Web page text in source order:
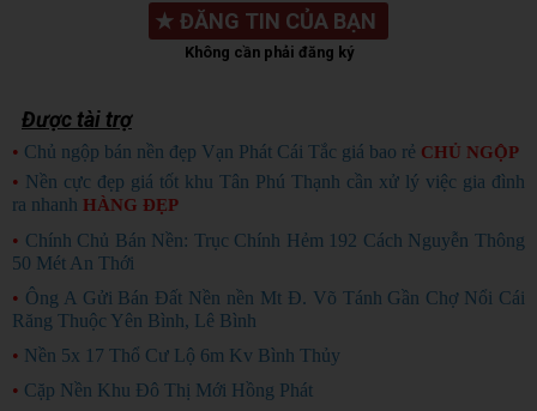
★ ĐĂNG TIN CỦA BẠN
Không cần phải đăng ký
Được tài trợ
• Chủ ngộp bán nền đẹp Vạn Phát Cái Tắc giá bao rẻ CHỦ NGỘP
• Nền cực đẹp giá tốt khu Tân Phú Thạnh cần xử lý việc gia đình
ra nhanh HÀNG ĐẸP
• Chính Chủ Bán Nền: Trục Chính Hẻm 192 Cách Nguyễn Thông
50 Mét An Thới
• Ông A Gửi Bán Đất Nền nền Mt Đ. Võ Tánh Gần Chợ Nổi Cái
Răng Thuộc Yên Bình, Lê Bình
• Nền 5x 17 Thổ Cư Lộ 6m Kv Bình Thủy
• Cặp Nền Khu Đô Thị Mới Hồng Phát